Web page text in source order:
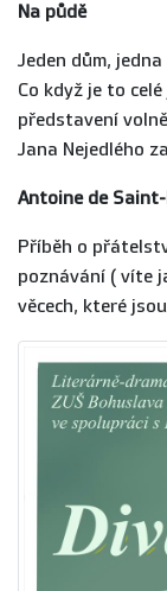
Na půdě
Jeden dům,
Co když je to
představení
Jana Nejedlého
Antoine de
Příběh o
poznávání ( víte
věcech, které